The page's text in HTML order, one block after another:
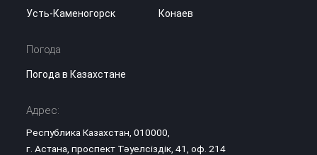
Усть-Каменогорск
Конаев
Погода
Погода в Казахстане
Адрес:
Республика Казахстан, 010000,
г. Астана, проспект Тәуелсіздік, 41, оф. 214